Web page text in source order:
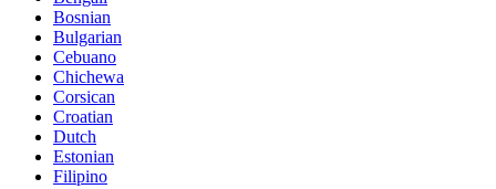
Bosnian
Bulgarian
Cebuano
Chichewa
Corsican
Croatian
Dutch
Estonian
Filipino